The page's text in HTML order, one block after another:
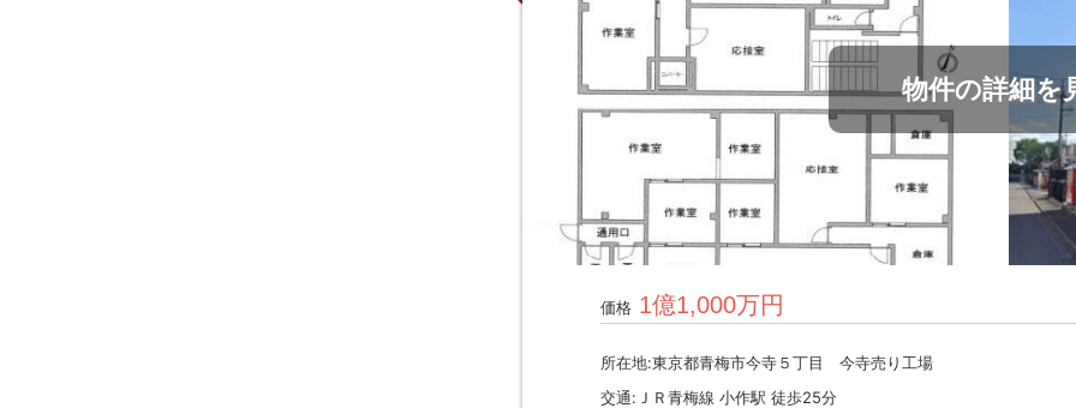
物件の詳細を
価格1億1,000万円
所在地:東京都青梅市今寺５丁目 今寺売り工場
交通:ＪＲ青梅線 小作駅 徒歩25分